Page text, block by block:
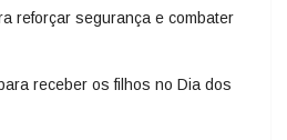
reforçar segurança e combater
receber os filhos no Dia dos